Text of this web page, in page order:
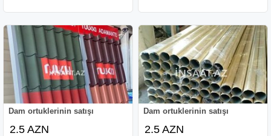
Dam ortuklerinin satışı
2.5 AZN
Dam ortuklerinin satışı
2.5 AZN